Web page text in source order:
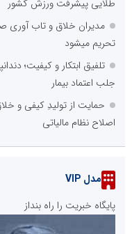
طلایی پیشرفت ورزش کشور
مدیران خلاق و تاب آوری
تحریم میشود
تلفیق ابتکار و کیفیت؛
جلب اعتماد بیمار
حمایت از تولیدِ کیفی و
اصلاح نظام مالیاتی
مدل VIP
پایگاه خبریت را راه بنداز